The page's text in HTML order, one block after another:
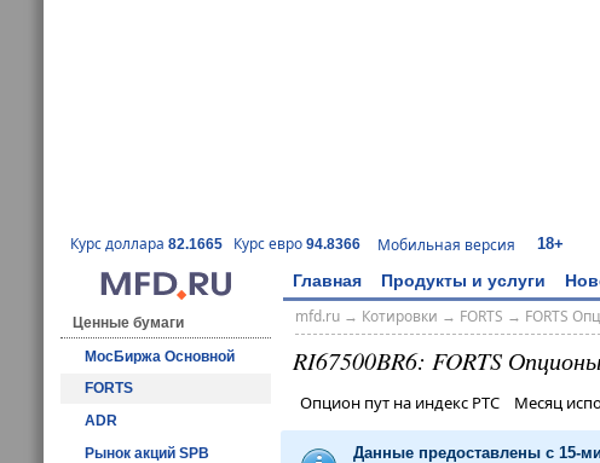
Курс доллара 82.1665 Курс евро 94.8366 Мобильная версия 18+
Главная Продукты и услуги
Ценные бумаги
МосБиржа Основной
FORTS
ADR
Рынок акций SPB
mfd.ru→ Котировки → FORTS → FORTS
RI67500BR6: FORTS Опционы
Опцион пут на индекс РТС Месяц
Данные предоставлены с 15-